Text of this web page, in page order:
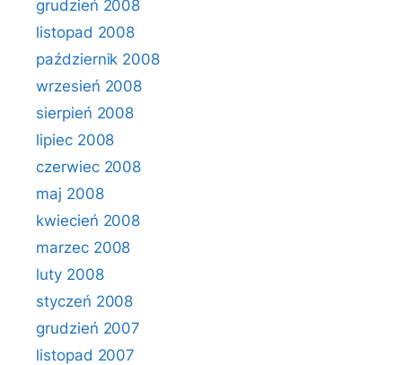
grudzień 2008
listopad 2008
październik 2008
wrzesień 2008
sierpień 2008
lipiec 2008
czerwiec 2008
maj 2008
kwiecień 2008
marzec 2008
luty 2008
styczeń 2008
grudzień 2007
listopad 2007